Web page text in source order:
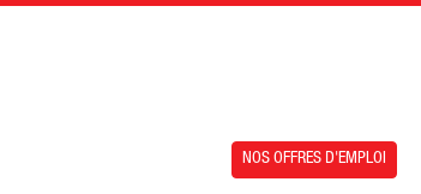
NOS OFFRES D'EMPLOI